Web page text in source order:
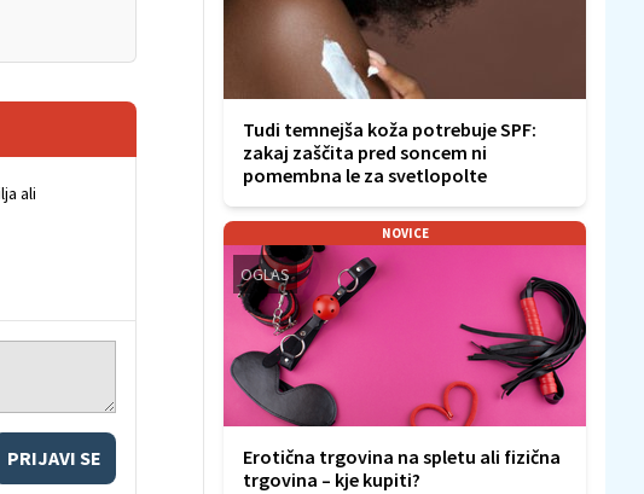
ali
PRIJAVI SE
Tudi temnejša koža potrebuje SPF:
zakaj zaščita pred soncem ni
pomembna le za svetlopolte
NOVICE
OGLAS
Erotična trgovina na spletu ali fizična
trgovina – kje kupiti?